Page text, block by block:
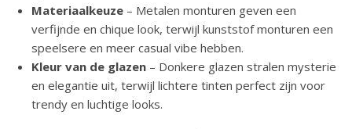
Materiaalkeuze – Metalen monturen geven een
verfijnde en chique look, terwijl kunststof monturen een
speelsere en meer casual vibe hebben.
Kleur van de glazen – Donkere glazen stralen mysterie
en elegantie uit, terwijl lichtere tinten perfect zijn voor
trendy en luchtige looks.